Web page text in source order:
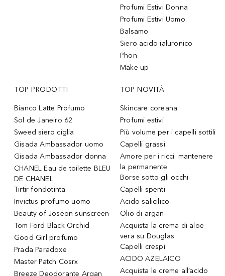
Profumi Estivi Donna
Profumi Estivi Uomo
Balsamo
Siero acido ialuronico
Phon
Make up
TOP PRODOTTI
Bianco Latte Profumo
Sol de Janeiro 62
Sweed siero ciglia
Gisada Ambassador uomo
Gisada Ambassador donna
CHANEL Eau de toilette BLEU
DE CHANEL
Tirtir fondotinta
Invictus profumo uomo
Beauty of Joseon sunscreen
Tom Ford Black Orchid
Good Girl profumo
Prada Paradoxe
Master Patch Cosrx
Breeze Deodorante Argan
TOP NOVITÀ
Skincare coreana
Profumi estivi
Più volume per i capelli sottili
Capelli grassi
Amore per i ricci: mantenere
la permanente
Borse sotto gli occhi
Capelli spenti
Acido salicilico
Olio di argan
Acquista la crema di aloe
vera su Douglas
Capelli crespi
ACIDO AZELAICO
Acquista le creme all’acido